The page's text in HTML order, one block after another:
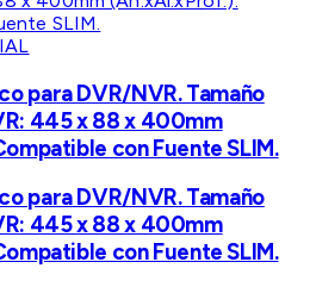
para DVR/NVR. Tamaño
445 x 88 x 400mm
con Fuente SLIM.
para DVR/NVR. Tamaño
445 x 88 x 400mm
con Fuente SLIM.